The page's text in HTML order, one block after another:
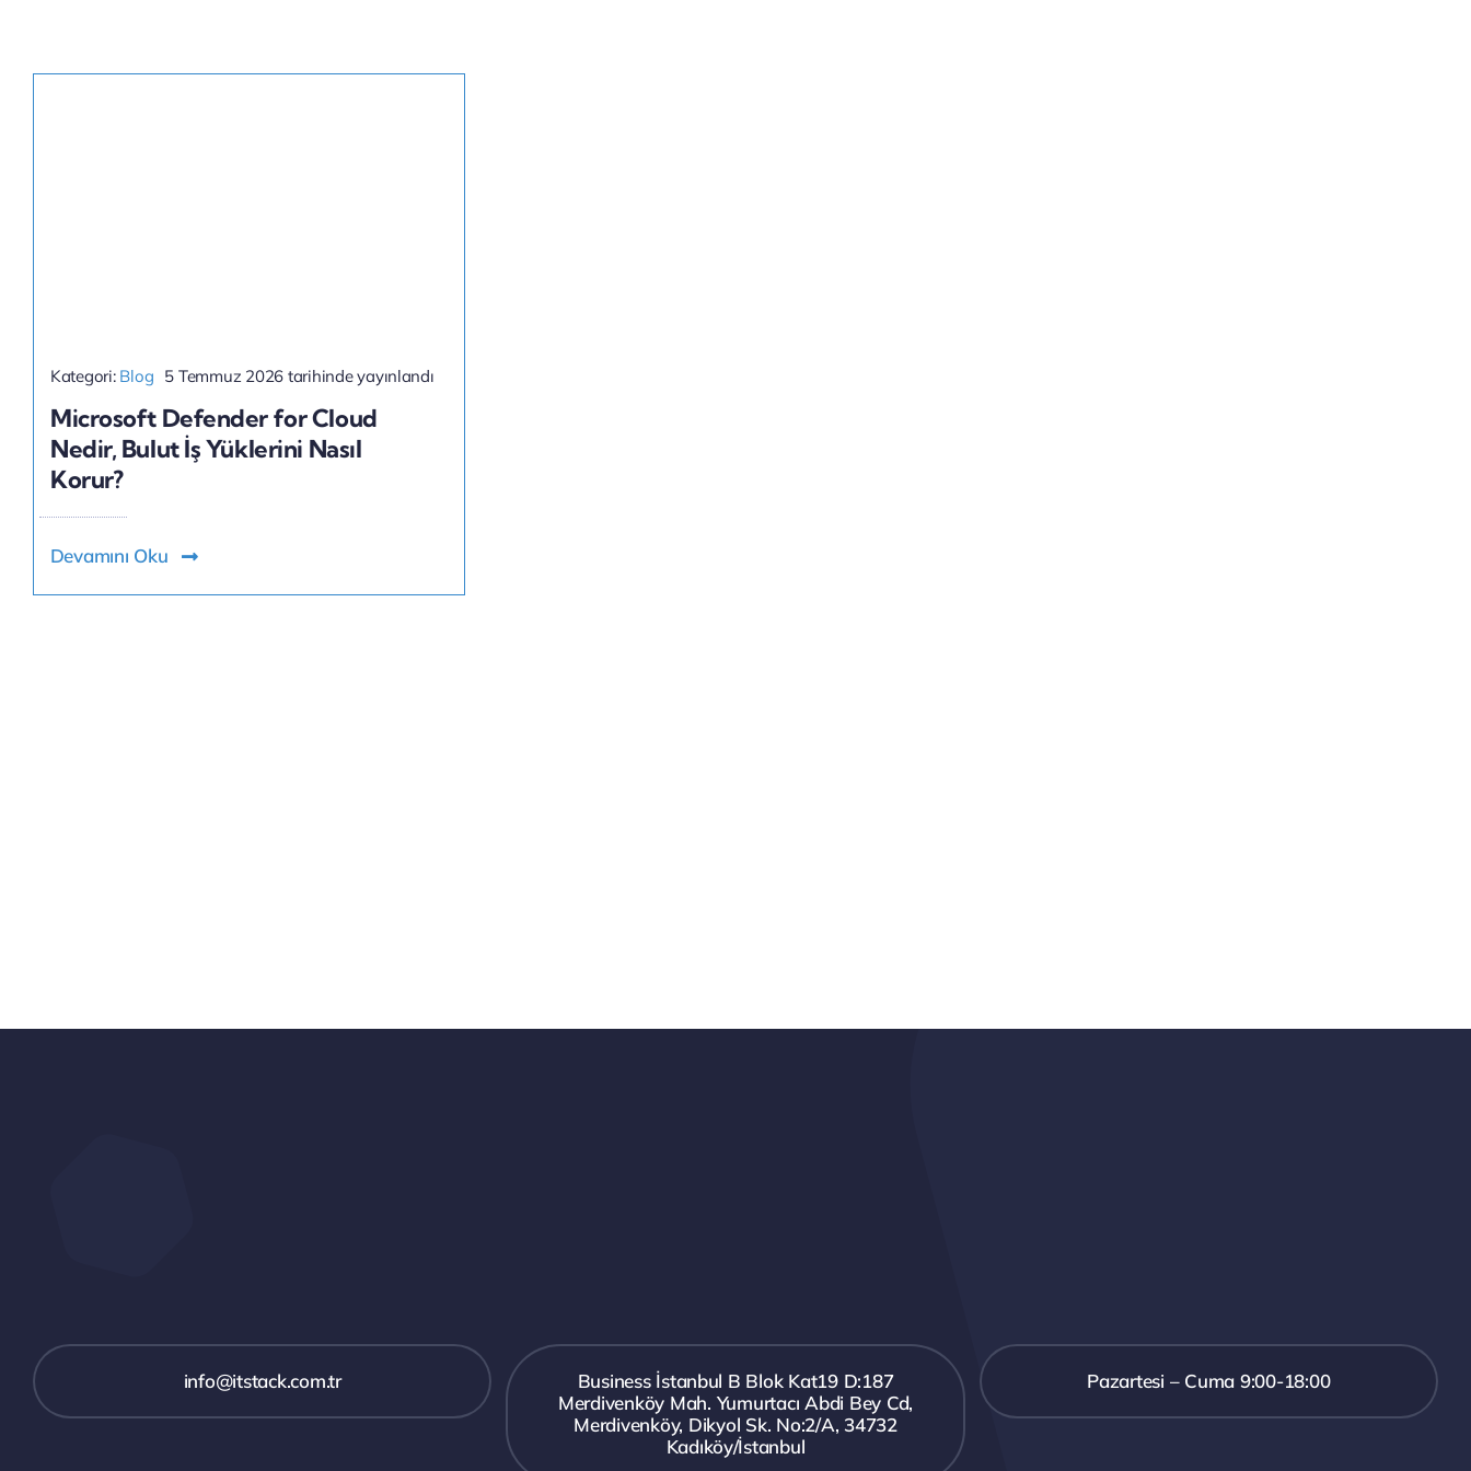
Kategori: Blog 5 Temmuz 2026 tarihinde yayınlandı
Microsoft Defender for Cloud
Nedir, Bulut İş Yüklerini Nasıl
Korur?
Devamını Oku
info@itstack.com.tr
Business İstanbul B Blok Kat19 D:187
Merdivenköy Mah. Yumurtacı Abdi Bey Cd,
Merdivenköy, Dikyol Sk. No:2/A, 34732
Kadıköy/İstanbul
Pazartesi – Cuma 9:00-18:00